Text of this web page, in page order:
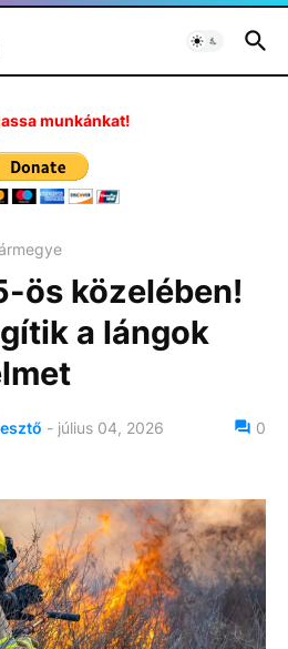
munkánkat!
ös közelében!
a lángok
- július 04, 2026 0